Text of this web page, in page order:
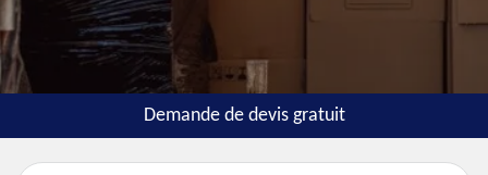
Demande de devis gratuit